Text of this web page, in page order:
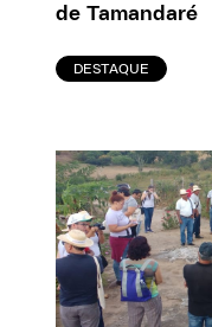
de Tamandaré
DESTAQUE